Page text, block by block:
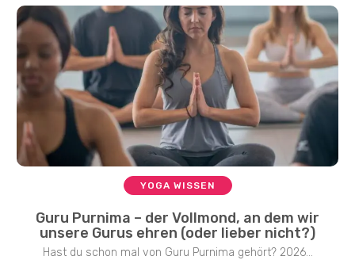
YOGA WISSEN
Guru Purnima – der Vollmond, an dem wir
unsere Gurus ehren (oder lieber nicht?)
Hast du schon mal von Guru Purnima gehört? 2026...